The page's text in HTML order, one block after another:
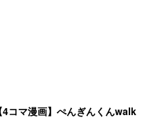
4コマ漫画】ぺんぎんくんwalk